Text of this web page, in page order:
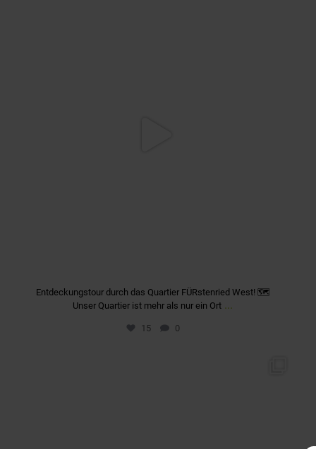
Entdeckungstour durch das Quartier FÜRstenried West! 🗺️
Unser Quartier ist mehr als nur ein Ort ...
15 0